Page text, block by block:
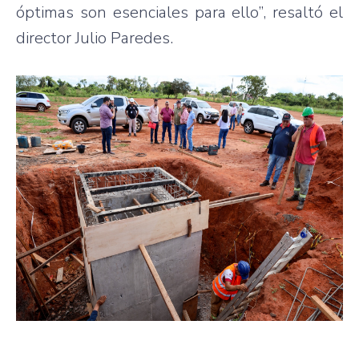
óptimas son esenciales para ello”, resaltó el
director Julio Paredes.